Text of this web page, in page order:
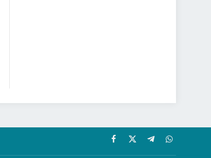
Facebook
X
(Twitter)
TelegramWhatsApp